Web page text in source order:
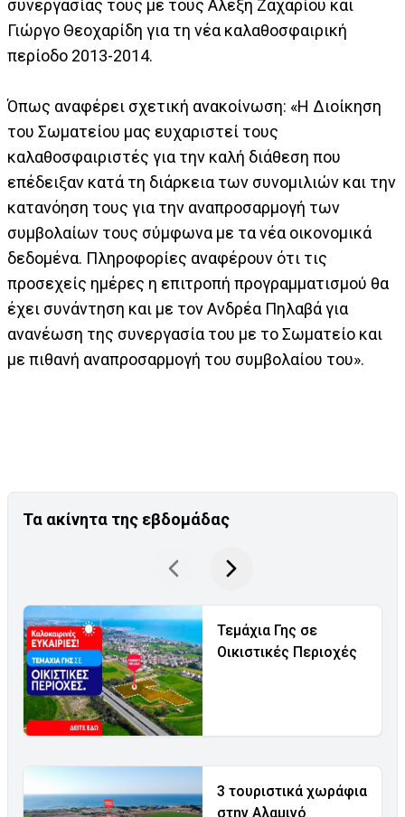
συνεργασίας τους με τους Αλέξη Ζαχαρίου και
Γιώργο Θεοχαρίδη για τη νέα καλαθοσφαιρική
περίοδο 2013-2014.
Όπως αναφέρει σχετική ανακοίνωση: «Η Διοίκηση
του Σωματείου μας ευχαριστεί τους
καλαθοσφαιριστές για την καλή διάθεση που
επέδειξαν κατά τη διάρκεια των συνομιλιών και την
κατανόηση τους για την αναπροσαρμογή των
συμβολαίων τους σύμφωνα με τα νέα οικονομικά
δεδομένα. Πληροφορίες αναφέρουν ότι τις
προσεχείς ημέρες η επιτροπή προγραμματισμού θα
έχει συνάντηση και με τον Ανδρέα Πηλαβά για
ανανέωση της συνεργασία του με το Σωματείο και
με πιθανή αναπροσαρμογή του συμβολαίου του».
Τα ακίνητα της εβδομάδας
Τεμάχια Γης σε
Οικιστικές Περιοχές
3 τουριστικά χωράφια
στην Αλαμινό